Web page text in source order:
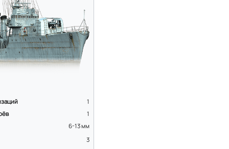
1
1
6-13мм
3